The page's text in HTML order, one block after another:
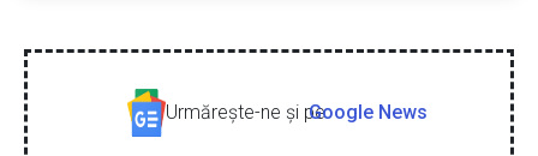
Urmăreşte-ne şi peGoogle News